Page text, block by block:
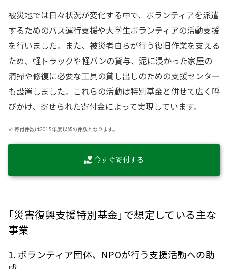
被災地では日々状況が変化する中で、ボランティアを派遣
するためのバス運行支援や大学生ボランティアの活動支援
を行いました。また、被災者自らが行う復旧作業を支える
ため、軽トラックや軽バンの貸与、泥に浸かった家屋の
清掃や修復に必要な工具の貸し出しのための支援センター
も設置しました。これらの活動は特別基金と併せて広く呼
びかけ、寄せられた寄付金によって実現しています。
※ 寄付件数は2015年度以降の件数となります。
今すぐ寄付する
「災害復興支援特別基金」で想定している主な
事業
1. ボランティア団体、NPOが行う支援活動への助